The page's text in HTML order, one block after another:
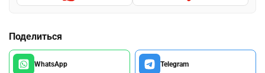
Поделиться
WhatsApp Telegram